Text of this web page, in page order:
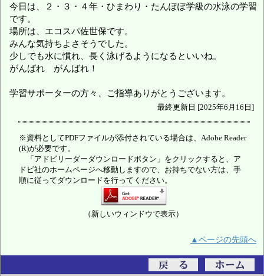
今日は、２・３・４年・ひまわり・たんぽぽ学級の水泳の学習
です。
場所は、エコスパ佐世保です。
みんな気持ちよさそうでした。
少しでも水に慣れ、長く泳げるようになるといいね。
がんばれ がんばれ！
学習サポーターの方々、ご指導ありがとうございます。
最終更新日 [2025年6月16日]
※資料としてPDFファイルが添付されている場合は、Adobe Reader
(R)が必要です。
「アドビリーダーダウンロードボタン」をクリックすると、ア
ドビ社のホームページへ移動しますので、お持ちでない方は、手
順に従ってダウンロードを行ってください。
（新しいウィンドウで表示）
▲ページの先頭へ